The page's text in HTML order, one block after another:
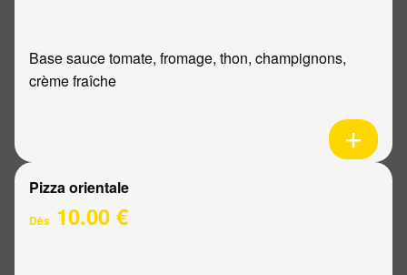
Base sauce tomate, fromage, thon, champignons,
crème fraîche
Pizza orientale
Dès 10.00 €